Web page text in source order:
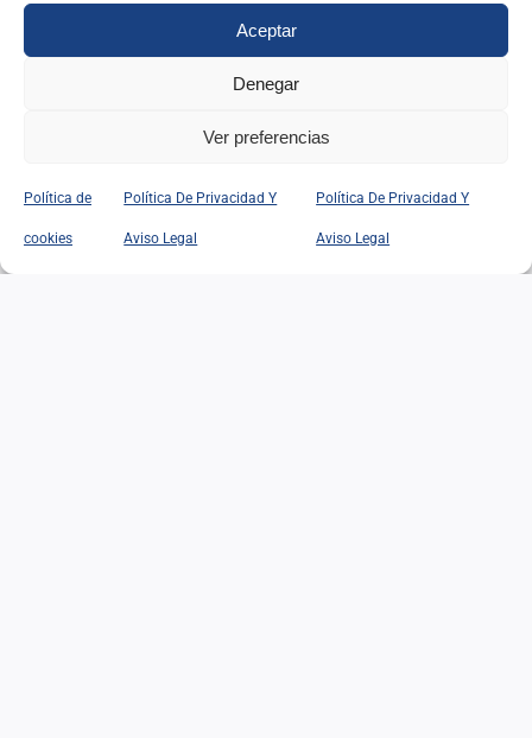
Aceptar
Denegar
Ver preferencias
Política de
cookies
Política De Privacidad Y
Aviso Legal
Política De Privacidad Y
Aviso Legal
EN RECUERDO DE
RIVA